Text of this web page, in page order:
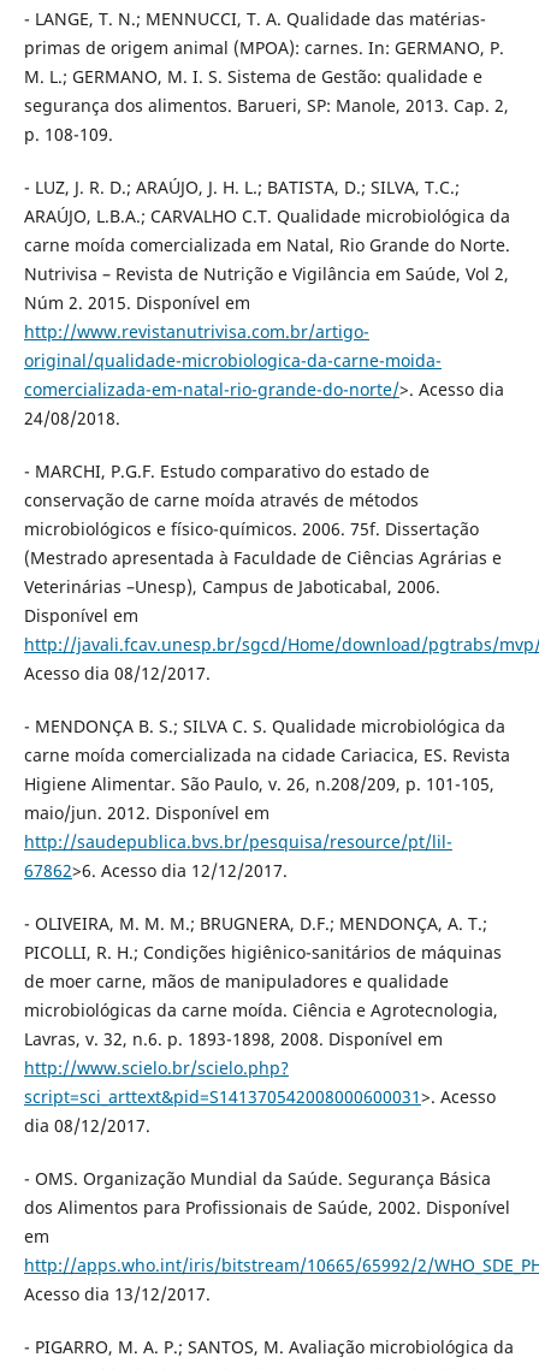
- LANGE, T. N.; MENNUCCI, T. A. Qualidade das matérias-
primas de origem animal (MPOA): carnes. In: GERMANO, P.
M. L.; GERMANO, M. I. S. Sistema de Gestão: qualidade e
segurança dos alimentos. Barueri, SP: Manole, 2013. Cap. 2,
p. 108-109.
- LUZ, J. R. D.; ARAÚJO, J. H. L.; BATISTA, D.; SILVA, T.C.;
ARAÚJO, L.B.A.; CARVALHO C.T. Qualidade microbiológica da
carne moída comercializada em Natal, Rio Grande do Norte.
Nutrivisa – Revista de Nutrição e Vigilância em Saúde, Vol 2,
Núm 2. 2015. Disponível em
http://www.revistanutrivisa.com.br/artigo-
original/qualidade-microbiologica-da-carne-moida-
comercializada-em-natal-rio-grande-do-norte/>. Acesso dia
24/08/2018.
- MARCHI, P.G.F. Estudo comparativo do estado de
conservação de carne moída através de métodos
microbiológicos e físico-químicos. 2006. 75f. Dissertação
(Mestrado apresentada à Faculdade de Ciências Agrárias e
Veterinárias –Unesp), Campus de Jaboticabal, 2006.
Disponível em
http://javali.fcav.unesp.br/sgcd/Home/download/pgtrabs/
Acesso dia 08/12/2017.
- MENDONÇA B. S.; SILVA C. S. Qualidade microbiológica da
carne moída comercializada na cidade Cariacica, ES. Revista
Higiene Alimentar. São Paulo, v. 26, n.208/209, p. 101-105,
maio/jun. 2012. Disponível em
http://saudepublica.bvs.br/pesquisa/resource/pt/lil-
67862>6. Acesso dia 12/12/2017.
- OLIVEIRA, M. M. M.; BRUGNERA, D.F.; MENDONÇA, A. T.;
PICOLLI, R. H.; Condições higiênico-sanitários de máquinas
de moer carne, mãos de manipuladores e qualidade
microbiológicas da carne moída. Ciência e Agrotecnologia,
Lavras, v. 32, n.6. p. 1893-1898, 2008. Disponível em
http://www.scielo.br/scielo.php?
script=sci_arttext&pid=S141370542008000600031>. Acesso
dia 08/12/2017.
- OMS. Organização Mundial da Saúde. Segurança Básica
dos Alimentos para Profissionais de Saúde, 2002. Disponível
em
http://apps.who.int/iris/bitstream/10665/65992/2/
Acesso dia 13/12/2017.
- PIGARRO, M. A. P.; SANTOS, M. Avaliação microbiológica da